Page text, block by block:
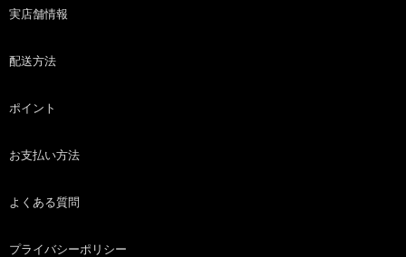
実店舗情報
配送方法
ポイント
お支払い方法
よくある質問
プライバシーポリシー